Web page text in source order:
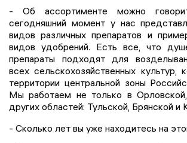
- Об ассортименте можно
сегодняшний момент у нас
видов различных препаратов и
видов удобрений. Есть все, что
препараты подходят для
всех сельскохозяйственных культур,
территории центральной зоны
Мы работаем не только в
других областей: Тульской, Брянской и
- Сколько лет вы уже находитесь на